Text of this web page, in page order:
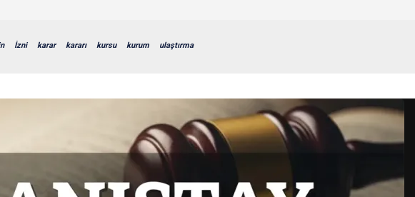
İzni karar kararı kursu kurum ulaştırma